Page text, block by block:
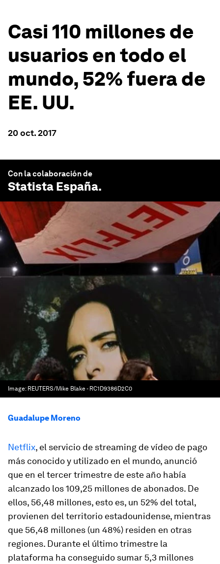
Casi 110 millones de
usuarios en todo el
mundo, 52% fuera de
EE. UU.
20 oct. 2017
Con la colaboración de
Statista España.
Image: REUTERS/Mike Blake - RC1D9386D2C0
Guadalupe Moreno
Netflix, el servicio de streaming de vídeo de pago
más conocido y utilizado en el mundo, anunció
que en el tercer trimestre de este año había
alcanzado los 109,25 millones de abonados. De
ellos, 56,48 millones, esto es, un 52% del total,
provienen del territorio estadounidense, mientras
que 56,48 millones (un 48%) residen en otras
regiones. Durante el último trimestre la
plataforma ha conseguido sumar 5,3 millones